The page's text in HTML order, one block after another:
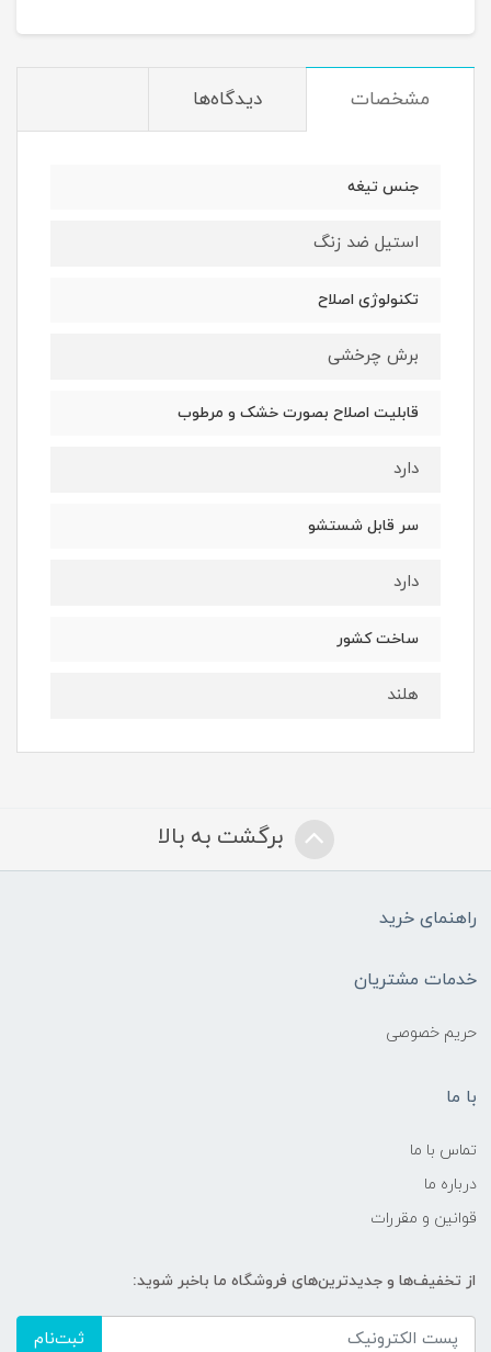
مشخصات دیدگاه‌ها
جنس تیغه
استیل ضد زنگ
تکنولوژی اصلاح
برش چرخشی
قابلیت اصلاح بصورت خشک و مرطوب
دارد
سر قابل شستشو
دارد
ساخت کشور
هلند
برگشت به بالا
راهنمای خرید
خدمات مشتریان
حریم خصوصی
با ما
تماس با ما
درباره ما
قوانین و مقررات
از تخفیف‌ها و جدیدترین‌های فروشگاه ما باخبر شوید:
ثبت‌نام